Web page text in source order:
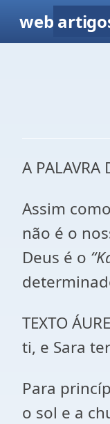
web
A
Assim
não é o
Deus é o
TEXTO
ti, e Sara
Para
o sol e a